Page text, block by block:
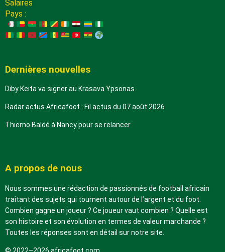
Salaires
Pays :
Dernières nouvelles
Diby Keita va signer au Krasava Ypsonas
Radar actus Africafoot : Fil actus du 07 août 2026
Thierno Baldé à Nancy pour se relancer
A propos de nous
Nous sommes une rédaction de passionnés de football africain
traitant des sujets qui tournent autour de l’argent et du foot.
Combien gagne un joueur ? Ce joueur vaut combien ? Quelle est
son histoire et son évolution en termes de valeur marchande ?
Toutes les réponses sont en détail sur notre site.
© 2022–2026 africafoot.com